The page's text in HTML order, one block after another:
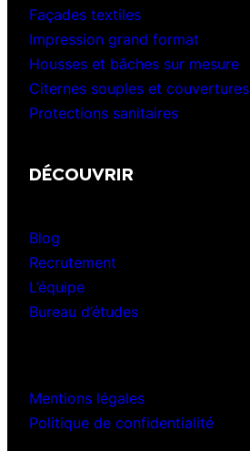
Façades textiles
Impression grand format
Housses et bâches sur mesure
Citernes souples et couvertures
Protections sanitaires
DÉCOUVRIR
Blog
Recrutement
L’équipe
Bureau d’études
Mentions légales
Politique de confidentialité